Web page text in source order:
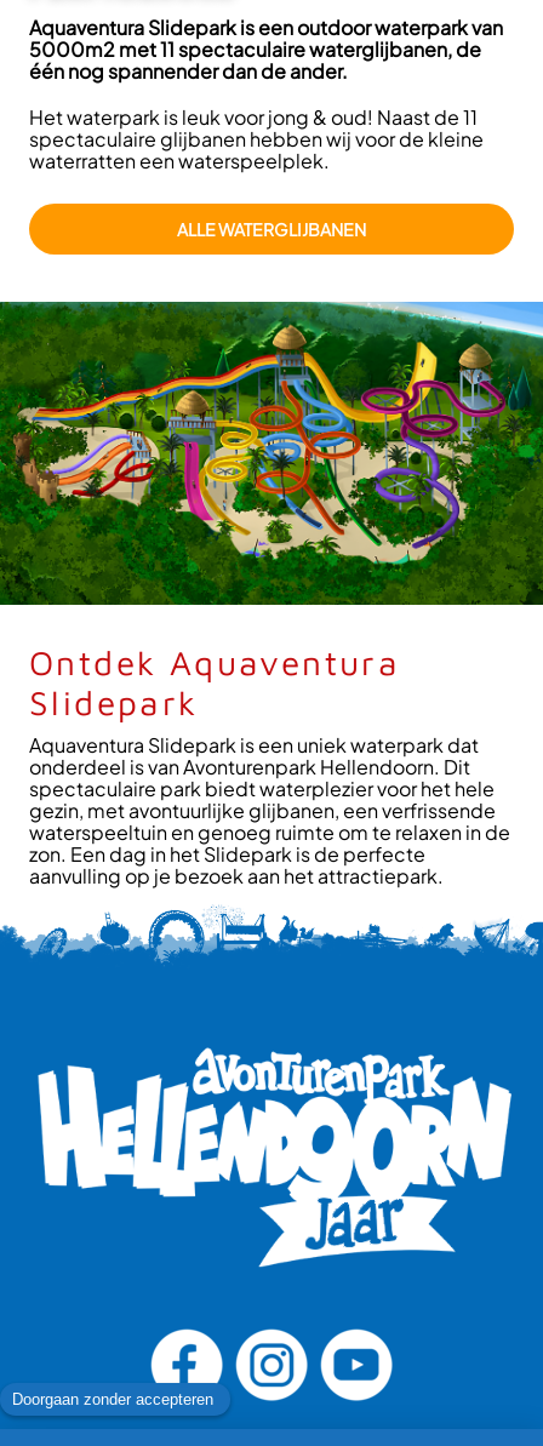
Aquaventura Slidepark is een outdoor waterpark van
5000m2 met 11 spectaculaire waterglijbanen, de
één nog spannender dan de ander.
Het waterpark is leuk voor jong & oud! Naast de 11
spectaculaire glijbanen hebben wij voor de kleine
waterratten een waterspeelplek.
ALLE WATERGLIJBANEN
Ontdek Aquaventura
Slidepark
Aquaventura Slidepark is een uniek waterpark dat
onderdeel is van Avonturenpark Hellendoorn. Dit
spectaculaire park biedt waterplezier voor het hele
gezin, met avontuurlijke glijbanen, een verfrissende
waterspeeltuin en genoeg ruimte om te relaxen in de
zon. Een dag in het Slidepark is de perfecte
aanvulling op je bezoek aan het attractiepark.